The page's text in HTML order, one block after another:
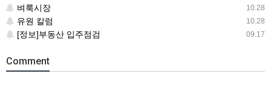
10.28
벼룩시장
10.28
유원 칼럼
09.17
[정보]부동산 입주점검
Comment